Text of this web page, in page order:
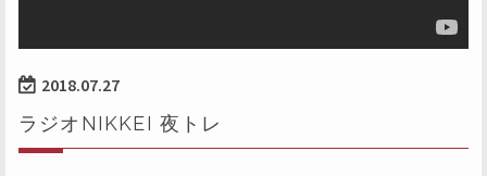
2018.07.27
ラジオNIKKEI 夜トレ